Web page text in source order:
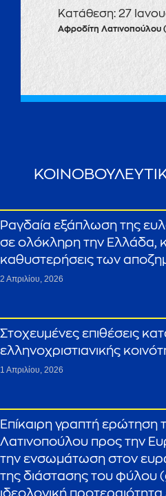
Κατάθεση: 27
Αφροδίτη Λατινοπούλου
Ραγδαία εξάπλωση της
σε ολόκληρη την Ελλάδα,
καθυστερήσεις των
2 Απριλίου, 2026
Στοχευμένες επιθέσεις
ελληνοχριστιανικής
1 Απριλίου, 2026
Επίκαιρη γραπτή ερώτηση
Λατινοπούλου προς την
την ενσωμάτωση στον
της διάστασης του
ιδεολογική